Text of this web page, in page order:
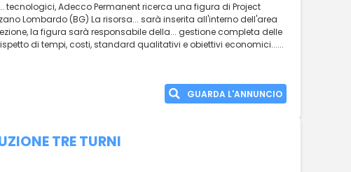
tecnologici, Adecco Permanent ricerca una figura di Project
Lombardo (BG) La risorsa... sarà inserita all'interno dell'area
la figura sarà responsabile della... gestione completa delle
di tempi, costi, standard qualitativi e obiettivi economici......
GUARDA L'ANNUNCIO
TRE TURNI